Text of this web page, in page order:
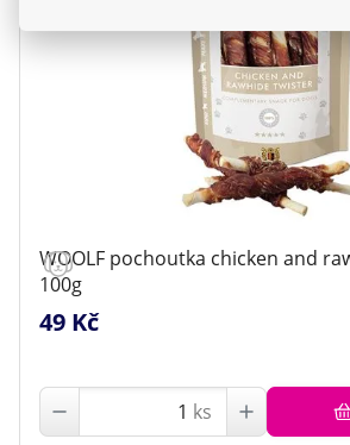
WOOLF pochoutka chicken and
100g
49 Kč
ks